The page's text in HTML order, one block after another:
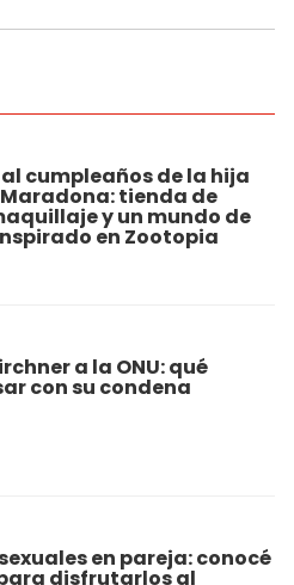
cumpleaños de la hija
tienda de
y un mundo de
en Zootopia
a la ONU: qué
con su condena
en pareja: conocé
disfrutarlos al